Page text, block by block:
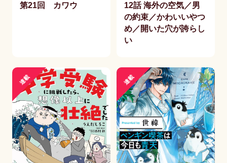
第21回 カワウ
12話 海外の空気／男
の約束／かわいいやつ
め／開いた穴が誇らし
い
連載 連載